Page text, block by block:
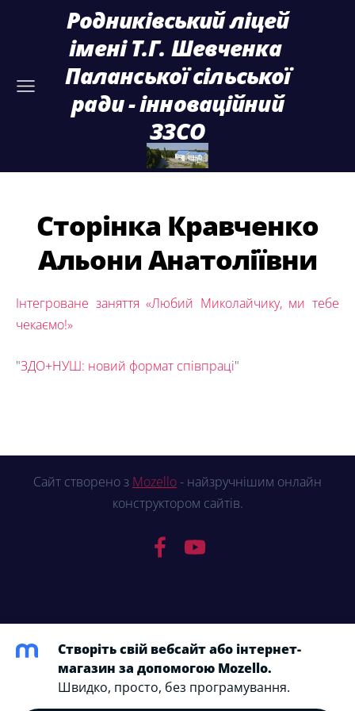
Родниківський ліцей
імені Т.Г. Шевченка
Паланської сільської
ради - інноваційний
ЗЗСО
Сторінка Кравченко
Альони Анатоліївни
Інтегроване заняття «Любий Миколайчику, ми тебе
чекаємо!»
"ЗДО+НУШ: новий формат співпраці"
Сайт створено з Mozello- найзручнішим онлайн
конструктором сайтів.
Створіть свій вебсайт або інтернет-
магазин за допомогою Mozello.
Швидко, просто, без програмування.